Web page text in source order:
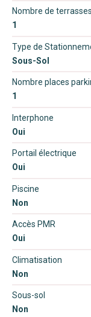
Nombre de terrasses
1
Type de
Sous-Sol
Nombre places
1
Interphone
Oui
Portail électrique
Oui
Piscine
Non
Accès PMR
Oui
Climatisation
Non
Sous-sol
Non